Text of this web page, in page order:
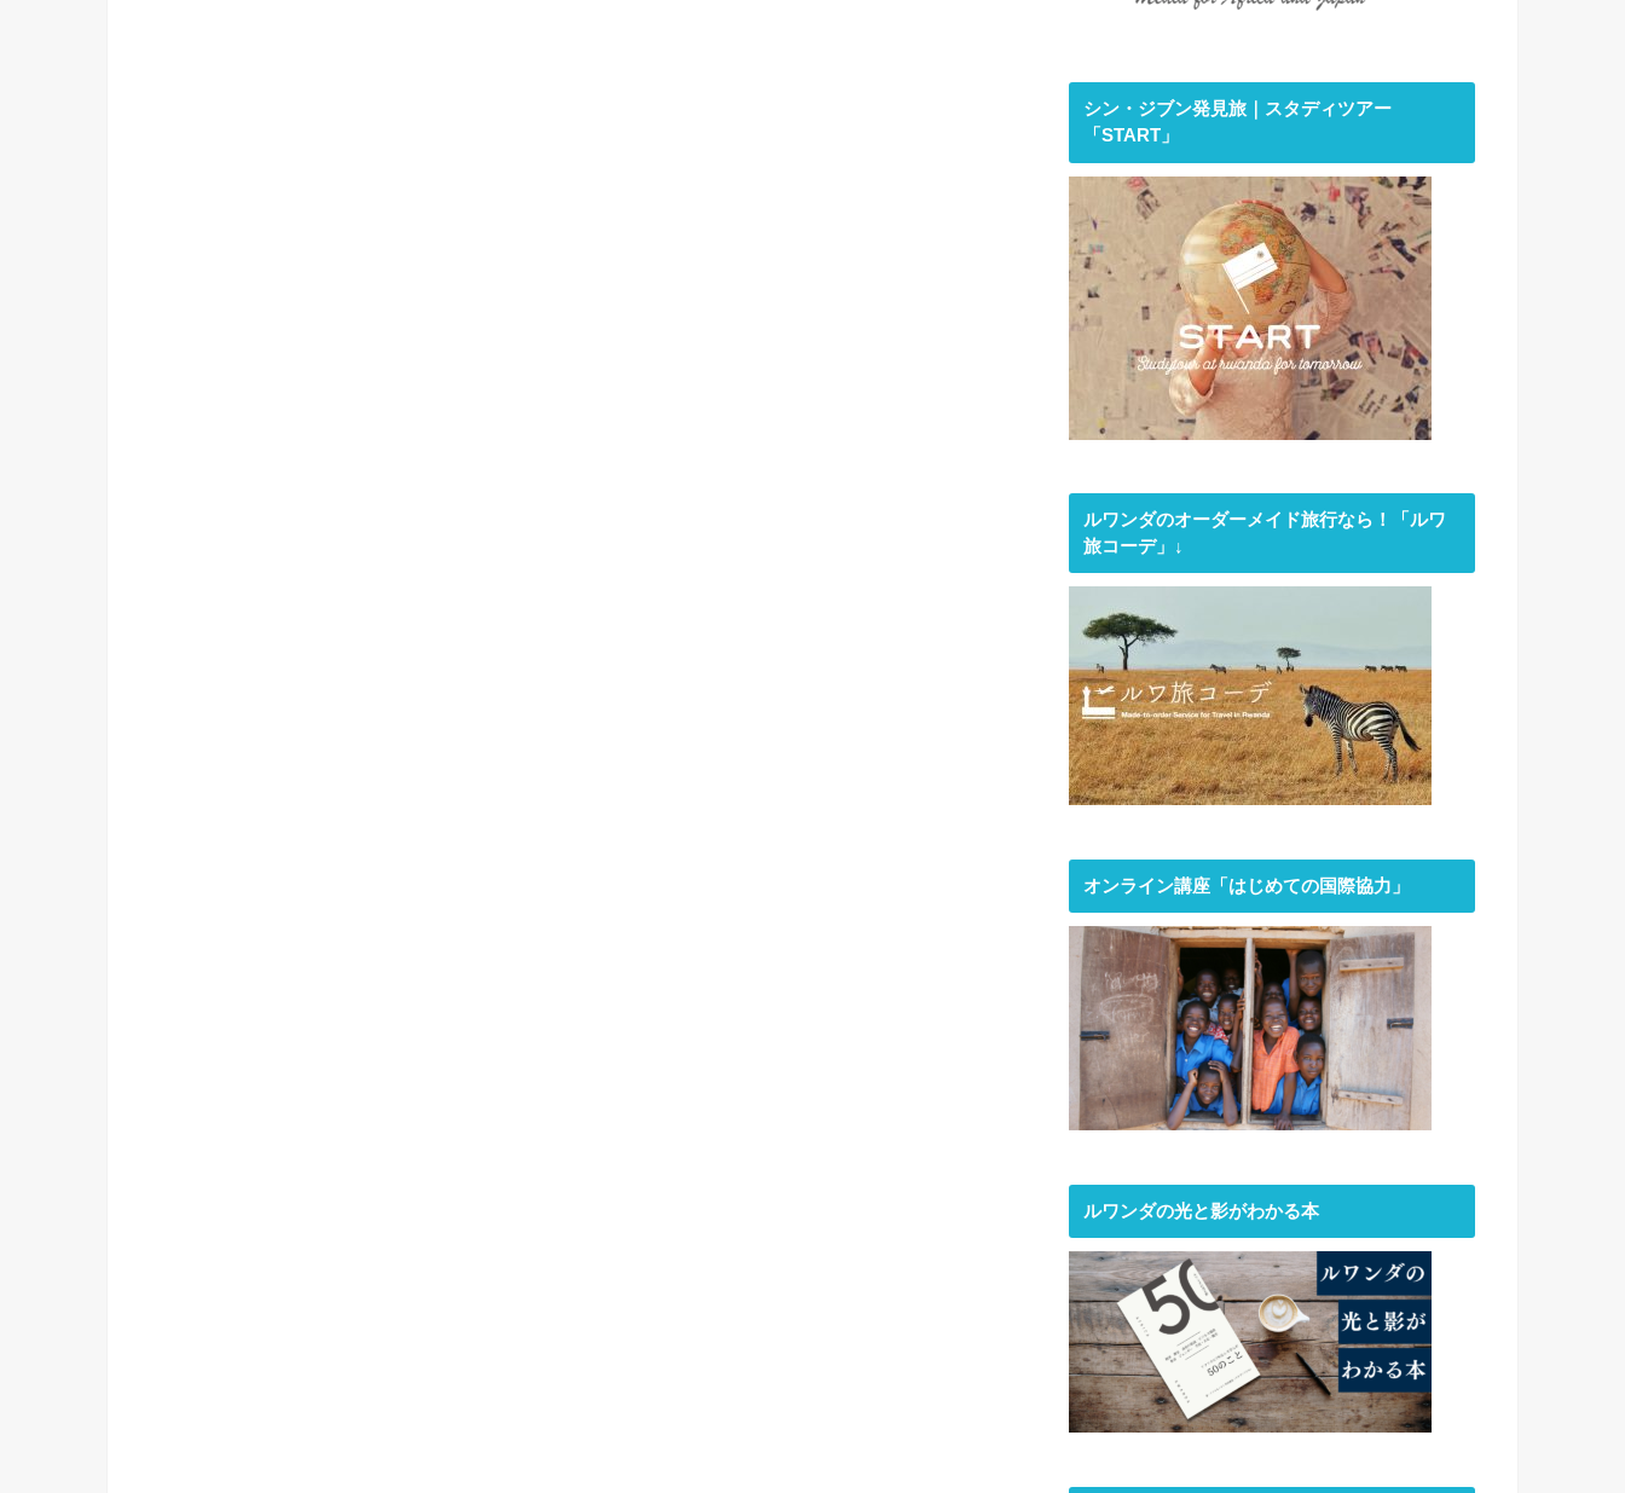
シン・ジブン発見旅｜スタディツアー
「START」
ルワンダのオーダーメイド旅行なら！「ルワ
旅コーデ」↓
オンライン講座「はじめての国際協力」
ルワンダの光と影がわかる本